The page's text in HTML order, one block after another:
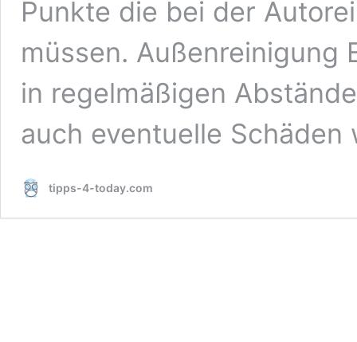
Punkte die bei der
müssen. Außenreinigung
in regelmäßigen
auch eventuelle
tipps-4-today.com